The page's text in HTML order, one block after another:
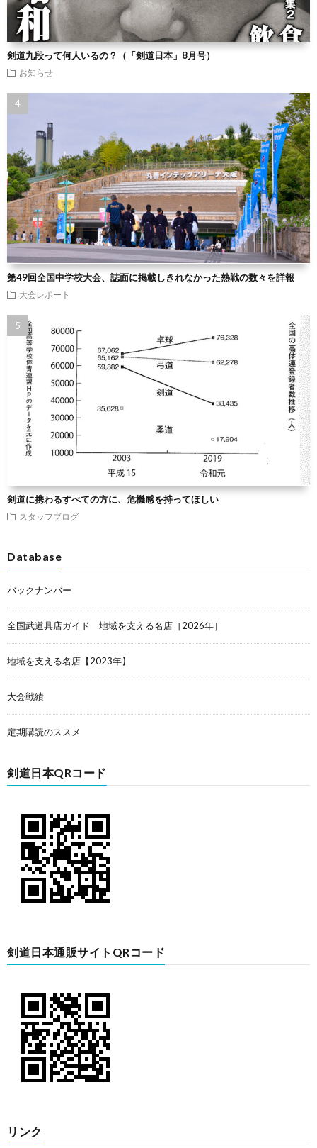
剣道九段って何人いるの？（「剣道日本」8月号）
お知らせ
第49回全国中学校大会、誌面に掲載しきれなかった熱戦の数々を詳報
大会レポート
剣道に携わるすべての方に、危機感を持ってほしい
スタッフブログ
Database
バックナンバー
全国武道具店ガイド 地域を支える名店［2026年］
地域を支える名店【2023年】
大会戦績
定期購読のススメ
剣道日本QRコード
剣道日本通販サイトQRコード
リンク